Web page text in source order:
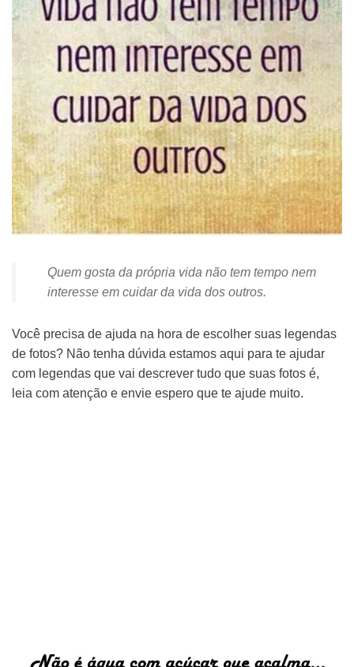
Quem gosta da própria vida não tem tempo nem
interesse em cuidar da vida dos outros.
Você precisa de ajuda na hora de escolher suas legendas
de fotos? Não tenha dúvida estamos aqui para te ajudar
com legendas que vai descrever tudo que suas fotos é,
leia com atenção e envie espero que te ajude muito.